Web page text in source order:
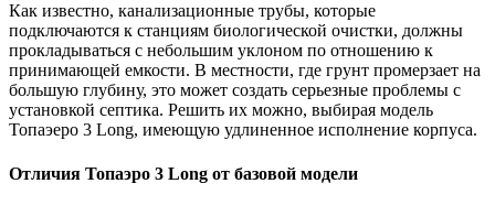
Как известно, канализационные трубы, которые
подключаются к станциям биологической очистки, должны
прокладываться с небольшим уклоном по отношению к
принимающей емкости. В местности, где грунт промерзает на
большую глубину, это может создать серьезные проблемы с
установкой септика. Решить их можно, выбирая модель
Топаэеро 3 Long, имеющую удлиненное исполнение корпуса.
Отличия Топаэро 3 Long от базовой модели